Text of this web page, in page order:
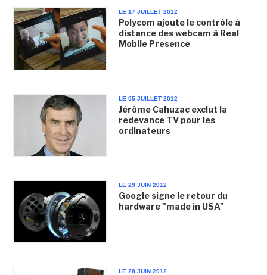
LE 17 JUILLET 2012
Polycom ajoute le contrôle à
distance des webcam à Real
Mobile Presence
LE 05 JUILLET 2012
Jérôme Cahuzac exclut la
redevance TV pour les
ordinateurs
LE 29 JUIN 2012
Google signe le retour du
hardware "made in USA"
LE 28 JUIN 2012